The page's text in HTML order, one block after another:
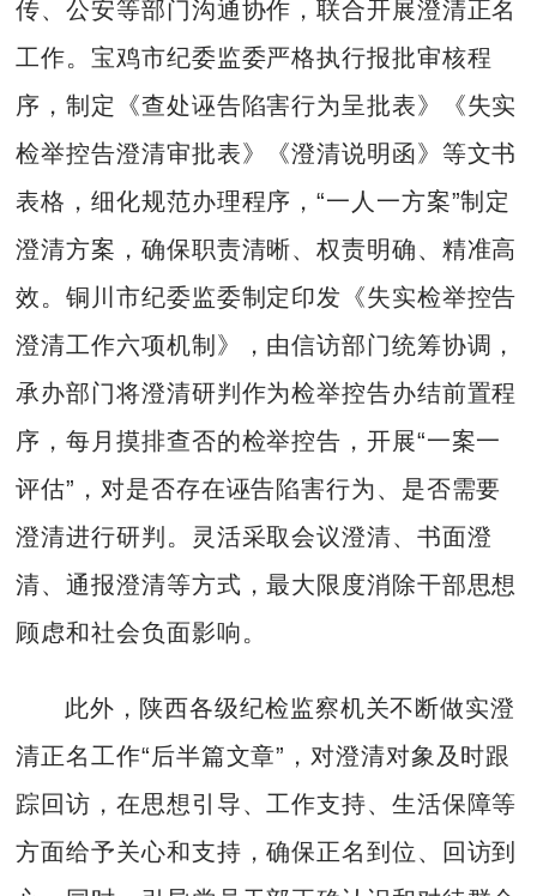
传、公安等部门沟通协作，联合开展澄清正名
工作。宝鸡市纪委监委严格执行报批审核程
序，制定《查处诬告陷害行为呈批表》《失实
检举控告澄清审批表》《澄清说明函》等文书
表格，细化规范办理程序，“一人一方案”制定
澄清方案，确保职责清晰、权责明确、精准高
效。铜川市纪委监委制定印发《失实检举控告
澄清工作六项机制》，由信访部门统筹协调，
承办部门将澄清研判作为检举控告办结前置程
序，每月摸排查否的检举控告，开展“一案一
评估”，对是否存在诬告陷害行为、是否需要
澄清进行研判。灵活采取会议澄清、书面澄
清、通报澄清等方式，最大限度消除干部思想
顾虑和社会负面影响。
此外，陕西各级纪检监察机关不断做实澄
清正名工作“后半篇文章”，对澄清对象及时跟
踪回访，在思想引导、工作支持、生活保障等
方面给予关心和支持，确保正名到位、回访到